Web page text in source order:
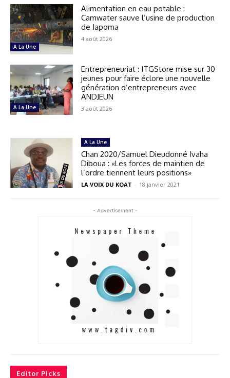
A La Une
Alimentation en eau potable :
Camwater sauve l’usine de production
de Japoma
4 août 2026
A La Une
Entrepreneuriat : ITGStore mise sur 30
jeunes pour faire éclore une nouvelle
génération d’entrepreneurs avec
ANDJEUN
3 août 2026
A La Une
Chan 2020/Samuel Dieudonné Ivaha
Diboua : «Les forces de maintien de
l’ordre tiennent leurs positions»
LA VOIX DU KOAT - 18 janvier 2021
- Advertisement -
Editor Picks